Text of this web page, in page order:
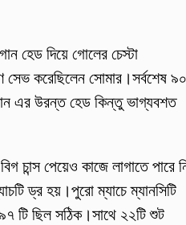
হেড দিয়ে গোলের চেস্টা
সেভ করেছিলেন সোমার।সর্বশেষ ৯০
এর উরন্ত হেড কিন্তু ভাগ্যবশত
চান্স পেয়েও কাজে লাগাতে পারে
ড্র হয়।পুরো ম্যাচে ম্যানসিটি
টি ছিল সঠিক।সাথে ২২টি শুট